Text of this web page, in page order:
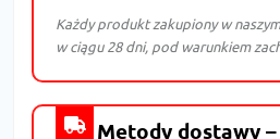
Każdy produkt zakupiony w
w ciągu 28 dni, pod warunkiem
Metody dostawy